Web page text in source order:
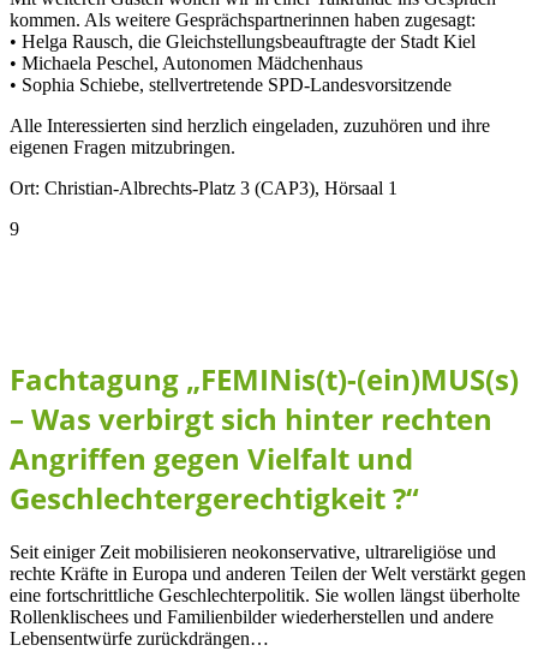
kommen. Als weitere Gesprächspartnerinnen haben zugesagt:
• Helga Rausch, die Gleichstellungsbeauftragte der Stadt Kiel
• Michaela Peschel, Autonomen Mädchenhaus
• Sophia Schiebe, stellvertretende SPD-Landesvorsitzende
Alle Interessierten sind herzlich eingeladen, zuzuhören und ihre
eigenen Fragen mitzubringen.
Ort: Christian-Albrechts-Platz 3 (CAP3), Hörsaal 1
9
Fachtagung „FEMINis(t)-(ein)MUS(s)
– Was verbirgt sich hinter rechten
Angriffen gegen Vielfalt und
Geschlechtergerechtigkeit ?“
Seit einiger Zeit mobilisieren neokonservative, ultrareligiöse und
rechte Kräfte in Europa und anderen Teilen der Welt verstärkt gegen
eine fortschrittliche Geschlechterpolitik. Sie wollen längst überholte
Rollenklischees und Familienbilder wiederherstellen und andere
Lebensentwürfe zurückdrängen…